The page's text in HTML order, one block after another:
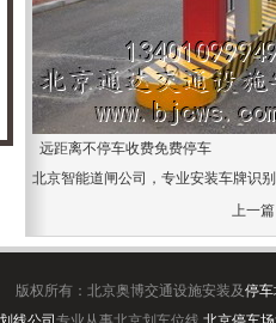
远距离不停车收费免费停车
北京智能道闸公司 ，专业安装车牌识
上一
版权所有：北京奥博交通设施安装及停